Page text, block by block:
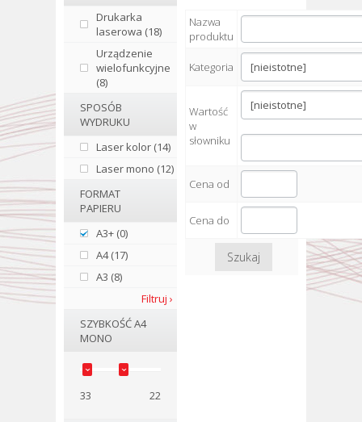
Drukarka
laserowa (18)
Urządzenie
wielofunkcyjne
(8)
SPOSÓB
WYDRUKU
Laser kolor (14)
Laser mono (12)
FORMAT
PAPIERU
A3+ (0)
A4 (17)
A3 (8)
Filtruj ›
SZYBKOŚĆ A4
MONO
33 22
Nazwa
produktu
Kategoria
Wartość
w
słowniku
Cena od
Cena do
Szukaj